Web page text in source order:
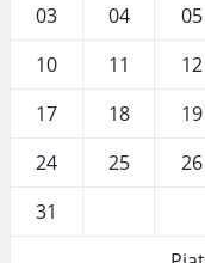
03
04 05
10
11 12
17
18 19
24
25 26
31